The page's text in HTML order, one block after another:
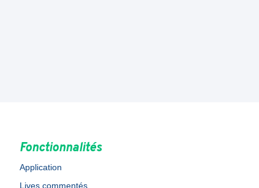
Fonctionnalités
Application
Lives commentés